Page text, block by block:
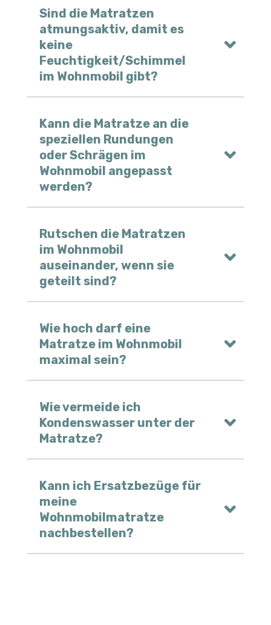
Sind die Matratzen
atmungsaktiv, damit es
keine
Feuchtigkeit/Schimmel
im Wohnmobil gibt?
Kann die Matratze an die
speziellen Rundungen
oder Schrägen im
Wohnmobil angepasst
werden?
Rutschen die Matratzen
im Wohnmobil
auseinander, wenn sie
geteilt sind?
Wie hoch darf eine
Matratze im Wohnmobil
maximal sein?
Wie vermeide ich
Kondenswasser unter der
Matratze?
Kann ich Ersatzbezüge für
meine
Wohnmobilmatratze
nachbestellen?